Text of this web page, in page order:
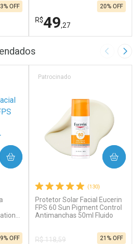
OFF
FECHAR
FECHAR
R$49,27
20% OFF
Laboratório
Ativar Desconto
Por R$ 49,27/cada
Por Menos
Comprar sem Desconto
Imagem
OFF
(130)
Protetor Solar Facial Eucerin
FPS 60 Sun Pigment Control
Antimanchas 50ml Fluido
Patrocinado
R$ 118,59
21% OFF
COMPRAR